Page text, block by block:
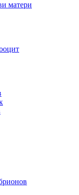
матери